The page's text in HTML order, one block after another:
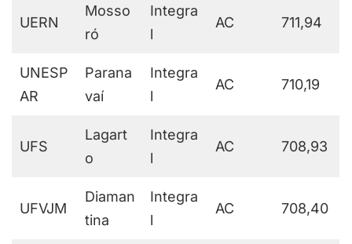
UERN
Mosso
ró
Integra
l
AC 711,94
UNESP
AR
Parana
vaí
Integra
l
AC 710,19
UFS
Lagart
o
Integra
l
AC 708,93
UFVJM
Diaman
tina
Integra
l
AC 708,40